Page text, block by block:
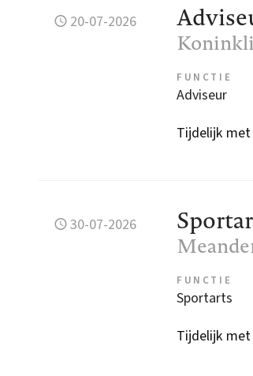
20-07-2026
FUNCTIE
Adviseur
Tijdelijk
30-07-2026
FUNCTIE
Sportarts
Tijdelijk